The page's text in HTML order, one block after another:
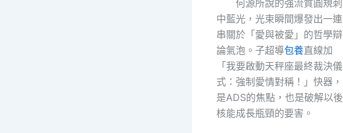
何源所說的強流質圓規刺
中藍光，光束瞬間爆發出一連
串關於「愛與被愛」的哲學辯
論氣泡。子超導包養直線加
「我要啟動天秤座最終裁決儀
式：強制愛情對稱！」快器，
是ADS的焦點，也是破解以後
核能成長瓶頸的要害。